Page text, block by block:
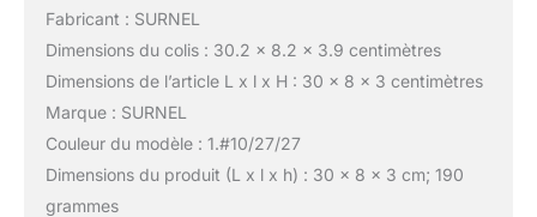
Fabricant : SURNEL
Dimensions du colis : 30.2 x 8.2 x 3.9 centimètres
Dimensions de l’article L x l x H : 30 x 8 x 3 centimètres
Marque : SURNEL
Couleur du modèle : 1.#10/27/27
Dimensions du produit (L x l x h) : 30 x 8 x 3 cm; 190
grammes